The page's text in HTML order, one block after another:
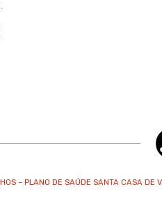
ASSOCIAÇÃO